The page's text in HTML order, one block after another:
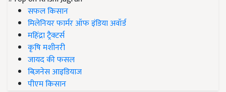
सफल किसान
मिलेनियर फार्मर ऑफ इंडिया अवॉर्ड
महिंद्रा ट्रैक्टर्स
कृषि मशीनरी
जायद की फसल
बिज़नेस आइडियाज
पीएम किसान